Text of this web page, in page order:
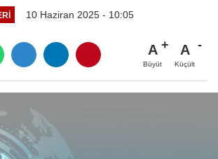
10 Haziran 2025 - 10:05
A
Büyüt
A
Küçült